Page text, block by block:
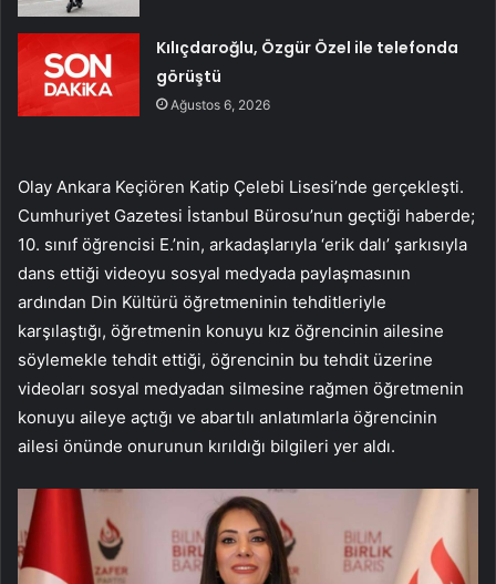
Kılıçdaroğlu, Özgür Özel ile telefonda
görüştü
Ağustos 6, 2026
Olay Ankara Keçiören Katip Çelebi Lisesi’nde gerçekleşti.
Cumhuriyet Gazetesi İstanbul Bürosu’nun geçtiği haberde;
10. sınıf öğrencisi E.’nin, arkadaşlarıyla ‘erik dalı’ şarkısıyla
dans ettiği videoyu sosyal medyada paylaşmasının
ardından Din Kültürü öğretmeninin tehditleriyle
karşılaştığı, öğretmenin konuyu kız öğrencinin ailesine
söylemekle tehdit ettiği, öğrencinin bu tehdit üzerine
videoları sosyal medyadan silmesine rağmen öğretmenin
konuyu aileye açtığı ve abartılı anlatımlarla öğrencinin
ailesi önünde onurunun kırıldığı bilgileri yer aldı.